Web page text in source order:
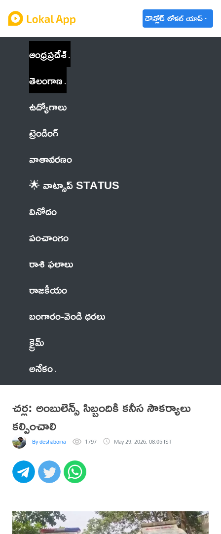
డౌన్లోడ్ లోకల్ యాప్
ఆంధ్రప్రదేశ్
తెలంగాణ
ఉద్యోగాలు
ట్రెండింగ్
వాతావరణం
🌟 వాట్సాప్ STATUS
వినోదం
పంచాంగం
రాశి ఫలాలు
రాజకీయం
బంగారం-వెండి ధరలు
క్రైమ్
అనేకం
చర్ల: అంబులెన్స్ సిబ్బందికి కనీస సౌకర్యాలు
కల్పించాలి
By deshaboina 1797 May 29, 2026, 08:05 IST